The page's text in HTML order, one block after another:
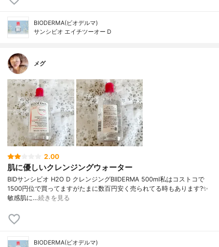
BIODERMA(ビオデルマ)
サンシビオ エイチツーオー D
メグ
2.00
肌に優しいクレンジングウォーター
BIDサンシビオ H2O D クレンジングBIIDERMA 500ml私はコストコで
1500円位で買ってますがたまに数百円安く売られてる時もあります?✨
敏感肌に…続きを見る
BIODERMA(ビオデルマ)